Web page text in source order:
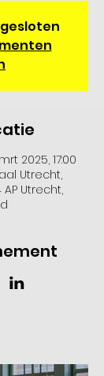
2025, 17:00
Utrecht,
Utrecht,